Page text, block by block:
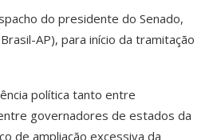
do presidente do Senado,
AP), para início da tramitação
política tanto entre
governadores de estados da
de ampliação excessiva da